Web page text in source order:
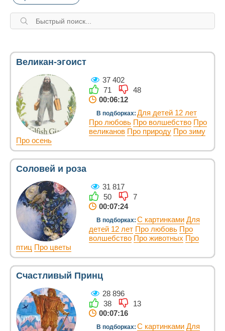
Великан-эгоист
37 402
71
48
00:06:12
В подборках: Для детей 12 лет
Про любовь Про волшебство Про
великанов Про природу Про зиму
Про осень
Соловей и роза
31 817
50
7
00:07:24
В подборках: С картинками Для
детей 12 лет Про любовь Про
волшебство Про животных Про
птиц Про цветы
Счастливый Принц
28 896
38
13
00:07:16
В подборках: С картинками Для